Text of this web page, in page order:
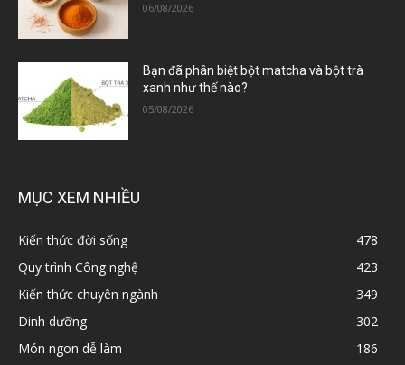
06/08/2026
Bạn đã phân biệt bột matcha và bột trà
xanh như thế nào?
05/08/2026
MỤC XEM NHIỀU
Kiến thức đời sống
478
Quy trình Công nghệ
423
Kiến thức chuyên ngành
349
Dinh dưỡng
302
Món ngon dễ làm
186